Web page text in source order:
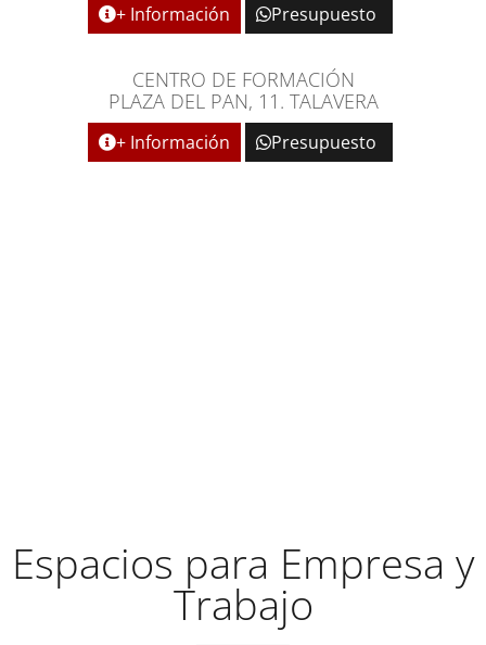
+ Información Presupuesto
CENTRO DE FORMACIÓN
PLAZA DEL PAN, 11. TALAVERA
+ Información Presupuesto
Espacios para Empresa y
Trabajo